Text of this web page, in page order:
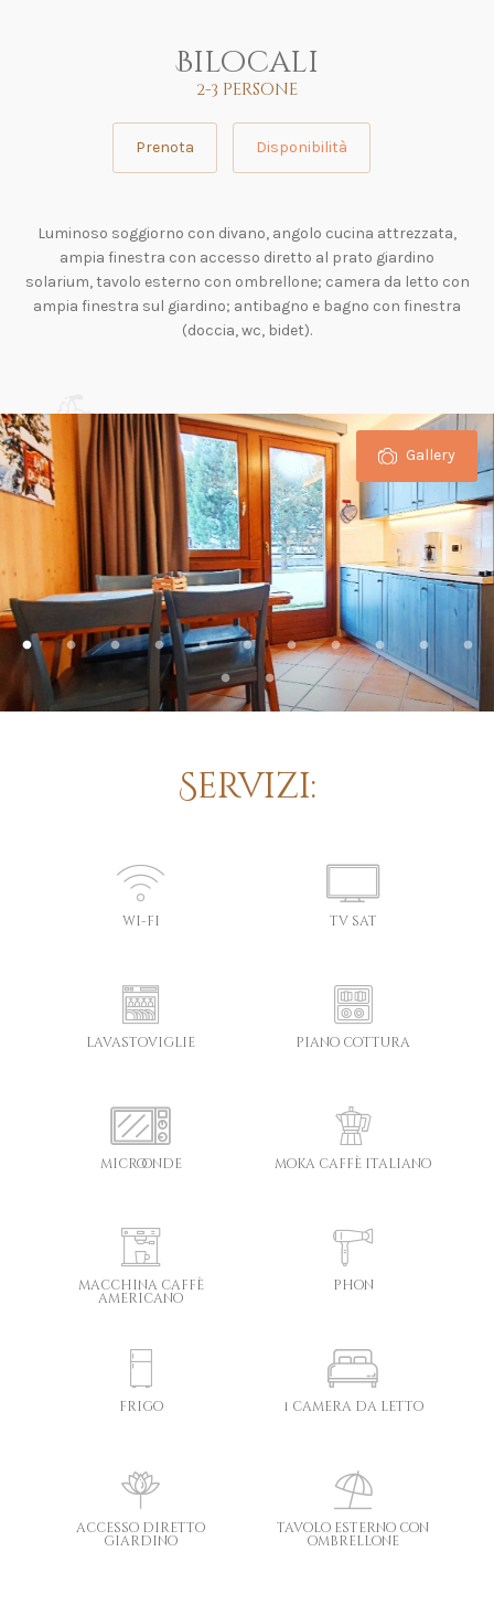
Bilocali
2-3 persone
Prenota Disponibilità
Luminoso soggiorno con divano, angolo cucina attrezzata,
ampia finestra con accesso diretto al prato giardino
solarium, tavolo esterno con ombrellone; camera da letto con
ampia finestra sul giardino; antibagno e bagno con finestra
(doccia, wc, bidet).
Gallery
Servizi:
wi-fi tv sat
lavastoviglie piano cottura
microonde moka caffè italiano
macchina caffè
americano
phon
frigo 1 camera da letto
accesso diretto
giardino
tavolo esterno con
ombrellone